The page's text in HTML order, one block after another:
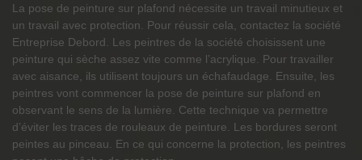
La pose de peinture sur plafond nécessite un travail minutieux et
un travail avec protection. Pour réussir cela, contactez la société
Entreprise Debord. Les peintres de la société choisissent une
peinture qui sèche assez vite comme l’acrylique. Pour travailler
avec aisance, ils utilisent toujours un échafaudage. Ensuite, les
peintres vont commencer la pose de peinture sur plafond en
observant le sens de la lumière. Cette technique va permettre
d’éviter les traces de rouleaux de peinture. Les bordures seront
peintes au pinceau. En ce qui concerne la protection, les peintres